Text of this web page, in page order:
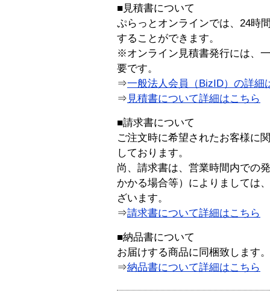
■見積書について
ぷらっとオンラインでは、24時
することができます。
※オンライン見積書発行には、
要です。
⇒一般法人会員（BizID）の詳細
⇒ 見積書について詳細はこちら
■請求書について
ご注文時に希望されたお客様に
しております。
尚、請求書は、営業時間内での
かかる場合等）によりましては
ざいます。
⇒請求書について詳細はこちら
■納品書について
お届けする商品に同梱致します。
⇒納品書について詳細はこちら